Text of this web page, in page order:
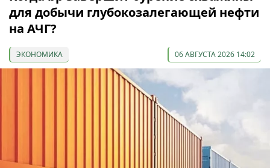
для добычи глубокозалегающей нефти
на АЧГ?
ЭКОНОМИКА 06 АВГУСТА 2026 14:02